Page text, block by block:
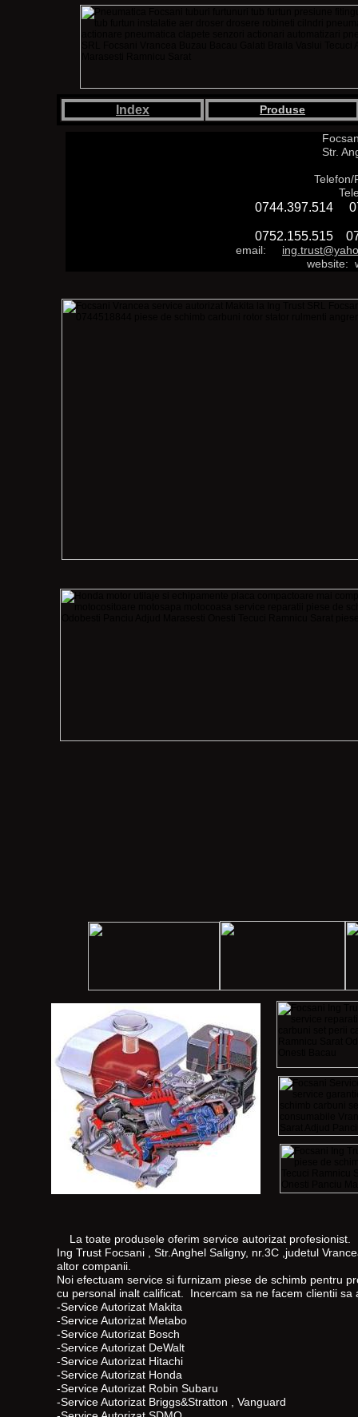
Str.
0744.397.514
0752.155.515
email: i
website:
La toate produsele oferim service autorizat profesionist.
Ing Trust Focsani , Str.Anghel Saligny, nr.3C ,judetul
altor companii.
Noi efectuam service si furnizam piese de schimb pentru
cu personal inalt calificat. Incercam sa ne facem clientii sa
-Service Autorizat Makita
-Service Autorizat Metabo
-Service Autorizat Bosch
-Service Autorizat DeWalt
-Service Autorizat Hitachi
-Service Autorizat Honda
-Service Autorizat Robin Subaru
-Service Autorizat Briggs&Stratton , Vanguard
Index Produse